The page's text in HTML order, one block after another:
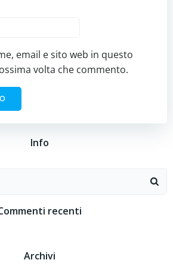
email e sito web in questo
volta che commento.
Info
recenti
Archivi